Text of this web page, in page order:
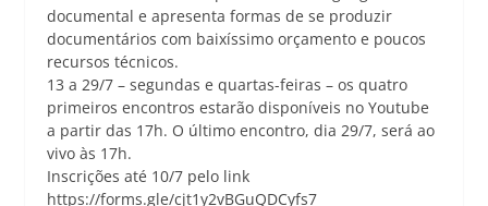
documental e apresenta formas de se produzir
documentários com baixíssimo orçamento e poucos
recursos técnicos.
13 a 29/7 – segundas e quartas-feiras – os quatro
primeiros encontros estarão disponíveis no Youtube
a partir das 17h. O último encontro, dia 29/7, será ao
vivo às 17h.
Inscrições até 10/7 pelo link
https://forms.gle/cjt1y2vBGuQDCyfs7